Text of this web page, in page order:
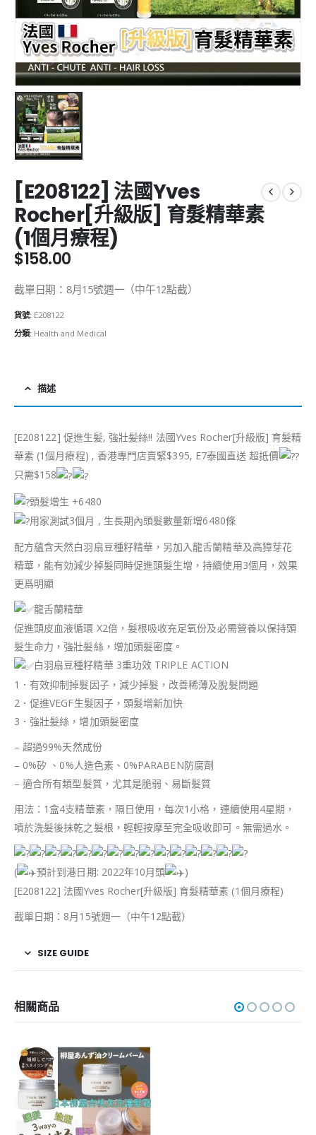
[E208122] 法國Yves
Rocher[升級版] 育髮精華素
(1個月療程)
$158.00
截單日期：8月15號週一（中午12點截）
貨號: E208122
分類: Health and Medical
描述
[E208122] 促進生髪, 強壯髪絲!! 法國Yves Rocher[升級版] 育髮精
華素 (1個月療程) , 香港專門店賣緊$395, E7泰國直送 超抵價
只需$158
頭髮增生 +6480
用家測試3個月 , 生長期內頭髮數量新增6480條
配方蘊含天然白羽扇豆種籽精華，另加入龍舌蘭精華及高獐芽花
精華，能有効減少掉髮同時促進頭髮生增，持續使用3個月，效果
更爲明顯
龍舌蘭精華
促進頭皮血液循環 X2倍，髮根吸收充足氧份及必需營養以保持頭
髮生命力，強壯髮絲，增加頭髮密度。
白羽扇豆種籽精華 3重功效 TRIPLE ACTION
1．有效抑制掉髮因子，減少掉髮，改善稀薄及脫髮問題
2．促進VEGF生髮因子，頭髮增新加快
3．強壯髮絲，增加頭髮密度
– 超過99%天然成份
– 0%矽 、0%人造色素、0%PARABEN防腐劑
– 適合所有類型髮質，尤其是脆弱、易斷髮質
用法：1盒4支精華素，隔日使用，每次1小格，連續使用4星期，
噴於洗髮後抹乾之髮根，輕輕按摩至完全吸收即可。無需過水。
( 預計到港日期: 2022年10月頭
)
[E208122] 法國Yves Rocher[升級版] 育髮精華素 (1個月療程)
截單日期：8月15號週一（中午12點截）
SIZE GUIDE
相關商品